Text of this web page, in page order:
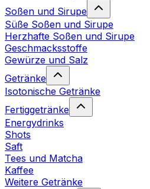
Soßen und Sirupe
Süße Soßen und Sirupe
Herzhafte Soßen und Sirupe
Geschmacksstoffe
Gewürze und Salz
Getränke
Isotonische Getränke
Fertiggetränke
Energydrinks
Shots
Saft
Tees und Matcha
Kaffee
Weitere Getränke